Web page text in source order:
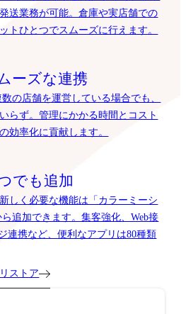
送業務が可能。倉庫や実店舗での
トひとつでスムーズに行えます。
ーズな連携
の店舗を運営している場合でも、
らず。管理にかかる時間とコスト
効率化に貢献します。
でも追加
しく必要な機能は「カラーミーシ
追加できます。集客強化、Web接
連携など、便利なアプリは80種類
ストア